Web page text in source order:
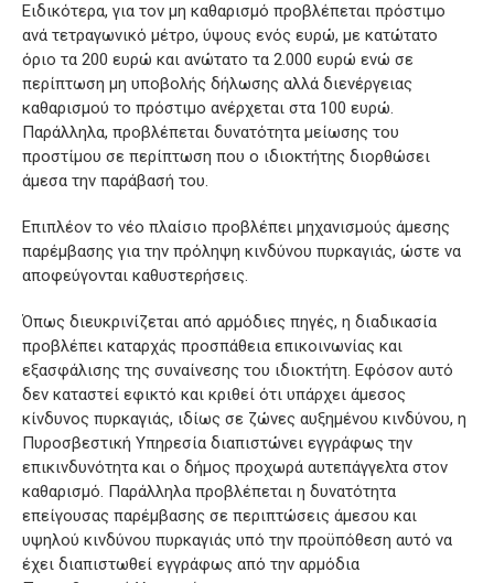
Ειδικότερα, για τον μη καθαρισμό προβλέπεται πρόστιμο
ανά τετραγωνικό μέτρο, ύψους ενός ευρώ, με κατώτατο
όριο τα 200 ευρώ και ανώτατο τα 2.000 ευρώ ενώ σε
περίπτωση μη υποβολής δήλωσης αλλά διενέργειας
καθαρισμού το πρόστιμο ανέρχεται στα 100 ευρώ.
Παράλληλα, προβλέπεται δυνατότητα μείωσης του
προστίμου σε περίπτωση που ο ιδιοκτήτης διορθώσει
άμεσα την παράβασή του.
Επιπλέον το νέο πλαίσιο προβλέπει μηχανισμούς άμεσης
παρέμβασης για την πρόληψη κινδύνου πυρκαγιάς, ώστε να
αποφεύγονται καθυστερήσεις.
Όπως διευκρινίζεται από αρμόδιες πηγές, η διαδικασία
προβλέπει καταρχάς προσπάθεια επικοινωνίας και
εξασφάλισης της συναίνεσης του ιδιοκτήτη. Εφόσον αυτό
δεν καταστεί εφικτό και κριθεί ότι υπάρχει άμεσος
κίνδυνος πυρκαγιάς, ιδίως σε ζώνες αυξημένου κινδύνου, η
Πυροσβεστική Υπηρεσία διαπιστώνει εγγράφως την
επικινδυνότητα και ο δήμος προχωρά αυτεπάγγελτα στον
καθαρισμό. Παράλληλα προβλέπεται η δυνατότητα
επείγουσας παρέμβασης σε περιπτώσεις άμεσου και
υψηλού κινδύνου πυρκαγιάς υπό την προϋπόθεση αυτό να
έχει διαπιστωθεί εγγράφως από την αρμόδια